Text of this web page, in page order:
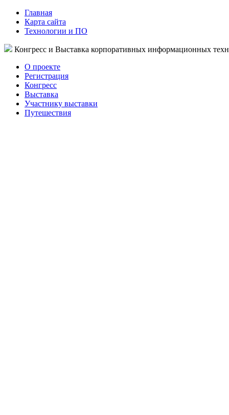
Главная
Карта сайта
Технологии и ПО
Конгресс и Выставка корпоративных информационных
О проекте
Регистрация
Конгресс
Выставка
Участнику выставки
Путешествия